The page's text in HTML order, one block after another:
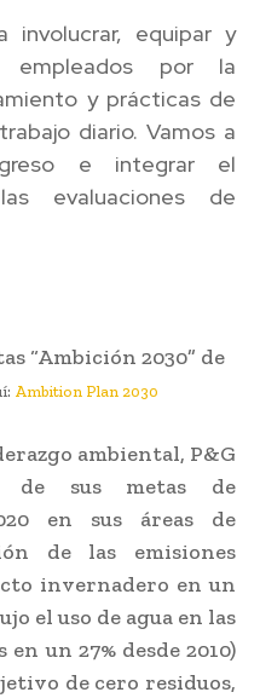
involucrar, equipar y
empleados por la
y prácticas de
diario. Vamos a
e integrar el
evaluaciones de
“Ambición 2030” de
Ambition Plan 2030
ambiental, P&G
de sus metas de
en sus áreas de
de las emisiones
invernadero en un
el uso de agua en las
un 27% desde 2010)
de cero residuos,